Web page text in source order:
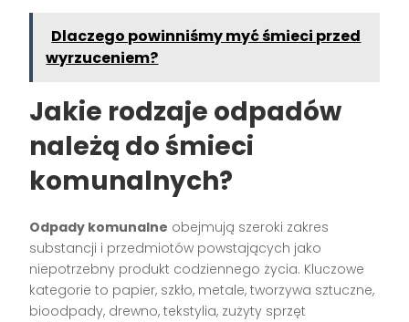
Dlaczego powinniśmy myć śmieci przed
wyrzuceniem?
Jakie rodzaje odpadów
należą do śmieci
komunalnych?
Odpady komunalne obejmują szeroki zakres
substancji i przedmiotów powstających jako
niepotrzebny produkt codziennego życia. Kluczowe
kategorie to papier, szkło, metale, tworzywa sztuczne,
bioodpady, drewno, tekstylia, zużyty sprzęt